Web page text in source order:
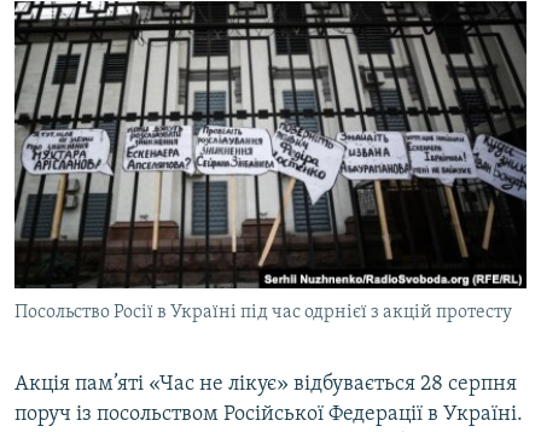
ВСЕ ЗА ДЕНЬ
СПЕЦПРОЕКТИ
ДЕПОРТАЦІЯ
ВІДЕОУРОКИ «ELIFBE»
СВІДЧЕННЯ ОКУПАЦІЇ
УКРАЇНСЬКА ПРОБЛЕМА КРИМУ
ІНФОГРАФІКА
ЯК ОБІЙТИ БЛОКУВАННЯ
Русский
Qırımtatar
ДОЛУЧАЙСЯ!
Усі сайти RFE/RL
Посольство Росії в Україні під час одрнієї з акцій протесту
Акція пам’яті «Час не лікує» відбувається 28 серпня
поруч із посольством Російської Федерації в Україні.